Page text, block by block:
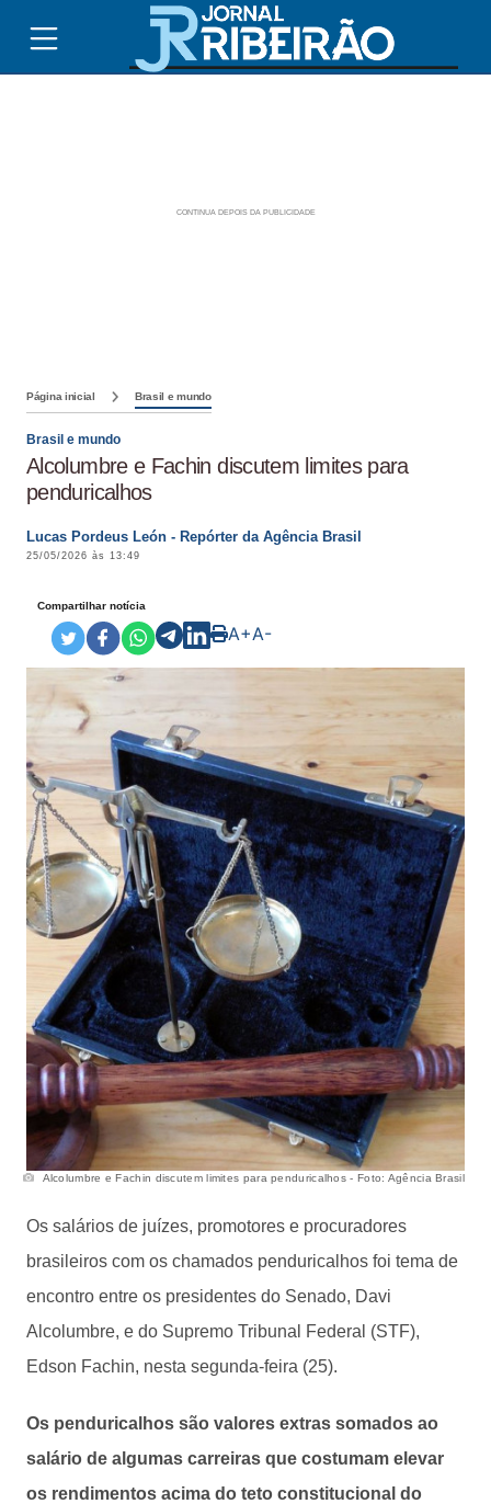
Página inicial Brasil e mundo
Brasil e mundo
Alcolumbre e Fachin discutem limites para
penduricalhos
Lucas Pordeus León - Repórter da Agência Brasil
25/05/2026 às 13:49
Compartilhar notícia
A+A-
Alcolumbre e Fachin discutem limites para penduricalhos - Foto: Agência Brasil
Os salários de juízes, promotores e procuradores
brasileiros com os chamados penduricalhos foi tema de
encontro entre os presidentes do Senado, Davi
Alcolumbre, e do Supremo Tribunal Federal (STF),
Edson Fachin, nesta segunda-feira (25).
Os penduricalhos são valores extras somados ao
salário de algumas carreiras que costumam elevar
os rendimentos acima do teto constitucional do